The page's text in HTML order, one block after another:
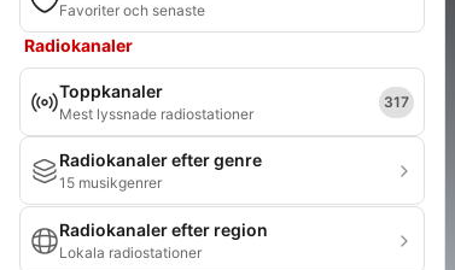
Favoriter och senaste
Radiokanaler
Toppkanaler
Mest lyssnade radiostationer
317
Radiokanaler efter genre
15 musikgenrer
Radiokanaler efter region
Lokala radiostationer